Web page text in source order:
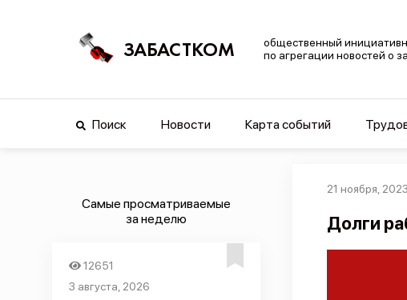
ЗАБАСТКОМ
общественный
по агрегации новостей о
Поиск Новости Карта событий
Самые просматриваемые
за неделю
12651
3 августа, 2026
21 ноября, 2023
Долги